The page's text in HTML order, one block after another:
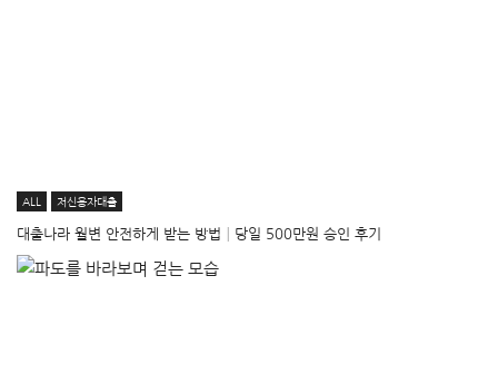
ALL 저신용자대출
대출나라 월변 안전하게 받는 방법│당일 500만원 승인 후기